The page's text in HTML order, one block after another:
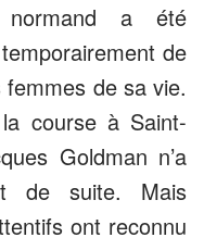
normand a été
de
de sa vie.
course à Saint-
Goldman n’a
de suite. Mais
ont reconnu